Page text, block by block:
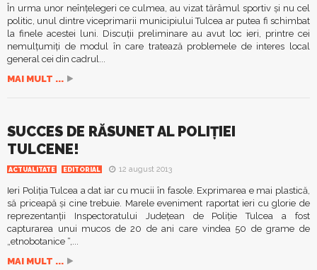
În urma unor neînţelegeri ce culmea, au vizat tărâmul sportiv şi nu cel
politic, unul dintre viceprimarii municipiului Tulcea ar putea fi schimbat
la finele acestei luni. Discuţii preliminare au avut loc ieri, printre cei
nemulţumiţi de modul în care tratează problemele de interes local
general cei din cadrul...
MAI MULT ...
SUCCES DE RĂSUNET AL POLIŢIEI
TULCENE!
ACTUALITATE EDITORIAL 12 august 2013
Ieri Poliţia Tulcea a dat iar cu mucii în fasole. Exprimarea e mai plastică,
să priceapă şi cine trebuie. Marele eveniment raportat ieri cu glorie de
reprezentanţii Inspectoratului Judeţean de Poliţie Tulcea a fost
capturarea unui mucos de 20 de ani care vindea 50 de grame de
„etnobotanice “,...
MAI MULT ...